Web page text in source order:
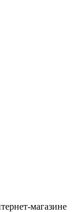
магазине